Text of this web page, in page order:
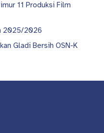
11 Produksi Film
2025/2026
Gladi Bersih OSN-K